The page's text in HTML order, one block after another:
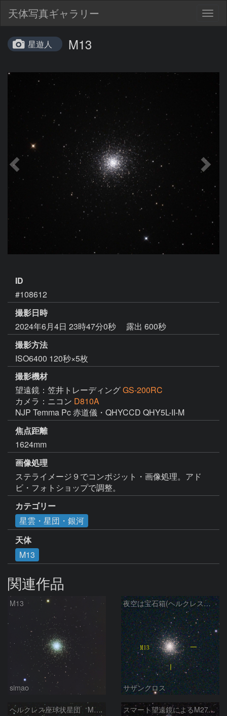
天体写真ギャラリー
星遊人 M13
ID
#108612
撮影日時
2024年6月4日 23時47分0秒
露出 600秒
撮影方法
ISO6400 120秒×5枚
撮影機材
望遠鏡：笠井トレーディングGS-200RC
カメラ：ニコン D810A
NJP Temma Pc 赤道儀・QHYCCD QHY5L-II-M
焦点距離
1624mm
画像処理
ステライメージ９でコンポジット・画像処理。アド
ビ・フォトショップで調整。
カテゴリー
星雲・星団・銀河
天体
M13
関連作品
M13
simao
夜空は宝石箱(ヘルクレス座 M13) Seestar50
サザンクロス
ヘルクレス座球状星団 M１３（RGB合成） スマート望遠鏡によるM27とM13